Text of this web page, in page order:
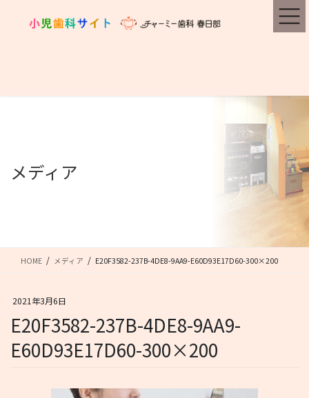
メディア
HOME メディア E20F3582-237B-4DE8-9AA9-E60D93E17D60-300×200
2021年3月6日
E20F3582-237B-4DE8-9AA9-
E60D93E17D60-300×200